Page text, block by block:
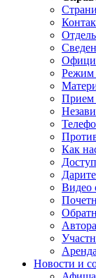
Режим
Прием
Как
Видео
Новости и